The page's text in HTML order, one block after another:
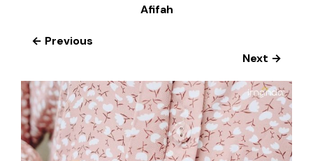
Afifah
← Previous
Next →